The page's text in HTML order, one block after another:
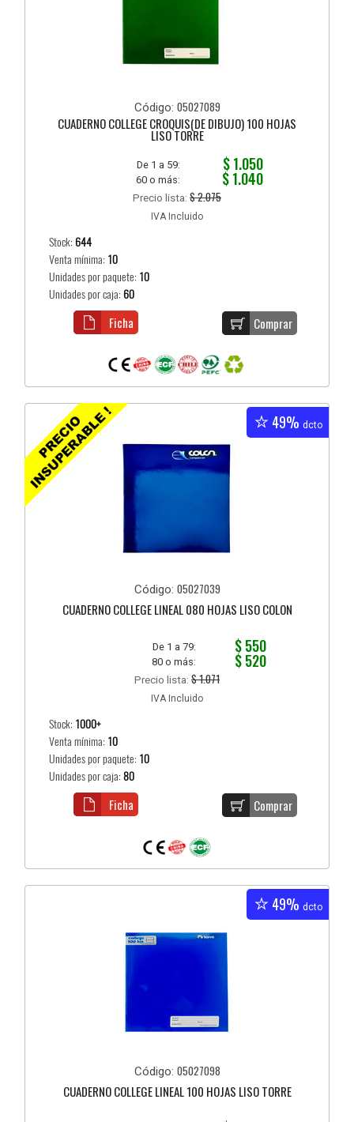
Código: 05027089
CUADERNO COLLEGE CROQUIS(DE DIBUJO) 100 HOJAS
LISO TORRE
De 1 a 59: $ 1.050
60 o más: $ 1.040
Precio lista: $ 2.075
IVA Incluido
Stock: 644
Venta mínima: 10
Unidades por paquete: 10
Unidades por caja: 60
Comprar
Ficha
49% dcto
Código: 05027039
CUADERNO COLLEGE LINEAL 080 HOJAS LISO COLON
De 1 a 79: $ 550
80 o más: $ 520
Precio lista: $ 1.071
IVA Incluido
Stock: 1000+
Venta mínima: 10
Unidades por paquete: 10
Unidades por caja:80
Comprar
Ficha
49% dcto
Código: 05027098
CUADERNO COLLEGE LINEAL 100 HOJAS LISO TORRE